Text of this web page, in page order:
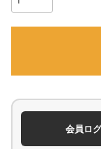
会員ロ